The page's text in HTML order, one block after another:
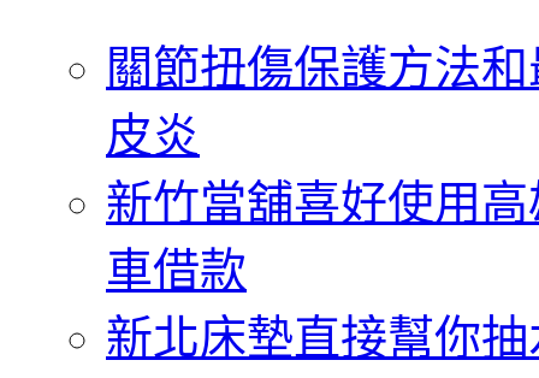
關節扭傷保護方法
皮炎
新竹當舖喜好使用
車借款
新北床墊直接幫你